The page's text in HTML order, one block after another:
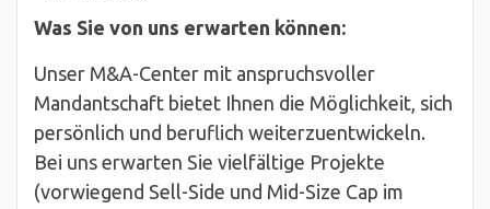
Was Sie von uns erwarten können:
Unser M&A-Center mit anspruchsvoller
Mandantschaft bietet Ihnen die Möglichkeit, sich
persönlich und beruflich weiterzuentwickeln.
Bei uns erwarten Sie vielfältige Projekte
(vorwiegend Sell-Side und Mid-Size Cap im